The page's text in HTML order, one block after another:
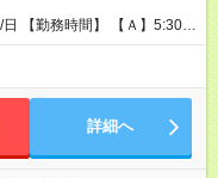
【勤務時間】 【Ａ】5:30～
～17:30 ★A、Bのシフト
時間帯には別途「時間帯手
詳細へ